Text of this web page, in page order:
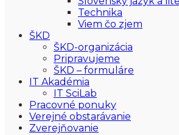
Technika
Viem čo zjem
ŠKD
ŠKD-organizácia
Pripravujeme
ŠKD – formuláre
IT Akadémia
IT SciLab
Pracovné ponuky
Verejné obstarávanie
Zverejňovanie